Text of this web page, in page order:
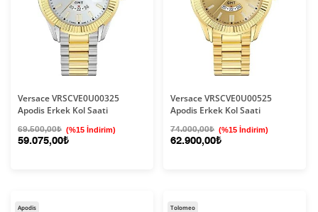
Versace VRSCVE0U00325
Apodis Erkek Kol Saati
69.500,00₺ (%15 İndirim)
59.075,00₺
Versace VRSCVE0U00525
Apodis Erkek Kol Saati
74.000,00₺ (%15 İndirim)
62.900,00₺
Apodis Tolomeo